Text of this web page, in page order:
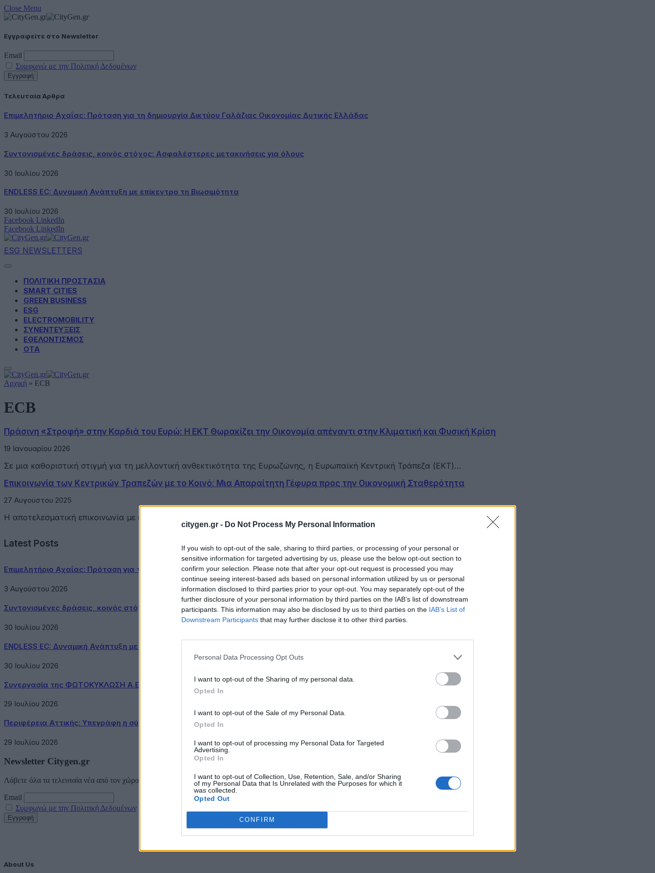
citygen.gr - Do Not Process My Personal Information
If you wish to opt-out of the sale, sharing to third parties, or processing of your personal or
sensitive information for targeted advertising by us, please use the below opt-out section to
confirm your selection. Please note that after your opt-out request is processed you may
continue seeing interest-based ads based on personal information utilized by us or personal
information disclosed to third parties prior to your opt-out. You may separately opt-out of the
further disclosure of your personal information by third parties on the IAB’s list of downstream
participants. This information may also be disclosed by us to third parties on the IAB’s List of
Downstream Participants that may further disclose it to other third parties.
Personal Data Processing Opt Outs
I want to opt-out of the Sharing of my personal data.
Opted In
I want to opt-out of the Sale of my Personal Data.
Opted In
I want to opt-out of processing my Personal Data for Targeted
Advertising.
Opted In
I want to opt-out of Collection, Use, Retention, Sale, and/or Sharing
of my Personal Data that Is Unrelated with the Purposes for which it
was collected.
Opted Out
CONFIRM
Close Menu
Εγγραφείτε στο Newsletter
Email
Συμφωνώ με την Πολιτική Δεδομένων
Τελευταία Άρθρα
Επιμελητήριο Αχαΐας: Πρόταση για τη δημιουργία Δικτύου Γαλάζιας Οικονομίας Δυτικής Ελλάδας
3 Αυγούστου 2026
Συντονισμένες δράσεις, κοινός στόχος: Ασφαλέστερες μετακινήσεις για όλους
30 Ιουλίου 2026
ENDLESS EC: Δυναμική Ανάπτυξη με επίκεντρο τη Βιωσιμότητα
30 Ιουλίου 2026
Facebook LinkedIn
Facebook LinkedIn
ESG NEWSLETTERS
ΠΟΛΙΤΙΚΗ ΠΡΟΣΤΑΣΙΑ
SMART CITIES
GREEN BUSINESS
ESG
ELECTROMOBILITY
ΣΥΝΕΝΤΕΥΞΕΙΣ
ΕΘΕΛΟΝΤΙΣΜΟΣ
ΟΤΑ
Αρχική » ECB
ECB
Πράσινη «Στροφή» στην Καρδιά του Ευρώ: Η ΕΚΤ Θωρακίζει την Οικονομία απέναντι στην Κλιματική και Φυσική Κρίση
19 Ιανουαρίου 2026
Σε μια καθοριστική στιγμή για τη μελλοντική ανθεκτικότητα της Ευρωζώνης, η Ευρωπαϊκή Κεντρική Τράπεζα (ΕΚΤ)…
Επικοινωνία των Κεντρικών Τραπεζών με το Κοινό: Μια Απαραίτητη Γέφυρα προς την Οικονομική Σταθερότητα
27 Αυγούστου 2025
Η αποτελεσματική επικοινωνία με ένα ευρύ φάσμα ενδιαφερομένων αποτελεί κρίσιμη προϋπόθεση για τις κεντρικές τράπεζες,…
Latest Posts
Επιμελητήριο Αχαΐας: Πρόταση για τη δημιουργία Δικτύου Γαλάζιας Οικονομίας Δυτικής Ελλάδας
3 Αυγούστου 2026
Συντονισμένες δράσεις, κοινός στόχος: Ασφαλέστερες μετακινήσεις για όλους
30 Ιουλίου 2026
ENDLESS EC: Δυναμική Ανάπτυξη με επίκεντρο τη Βιωσιμότητα
30 Ιουλίου 2026
Συνεργασία της ΦΩΤΟΚΥΚΛΩΣΗ Α.Ε. με τον Δήμο Μεγαρέων
29 Ιουλίου 2026
Περιφέρεια Αττικής: Υπεγράφη η σύμβαση κατασκευής του εσωτερικού δικτύου αποχέτευσης Παιανίας
29 Ιουλίου 2026
Newsletter Citygen.gr
Λάβετε όλα τα τελευταία νέα από τον χώρο της Πολιτικής Προστασίας, του ESG, του Green Business και των ΟΤΑ
Email
Συμφωνώ με την Πολιτική Δεδομένων
About Us